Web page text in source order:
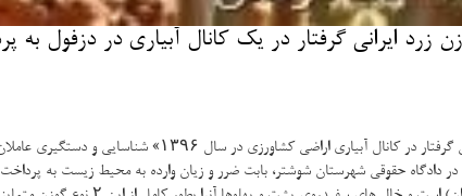
و دستگیری عاملان این حیوان آزاری در دستور كار قرار گرفت.
شوشتر، بابت ضرر و زیان وارده به محیط زیست به پرداخت ۶۰ میلیون تومان محكوم شدند.